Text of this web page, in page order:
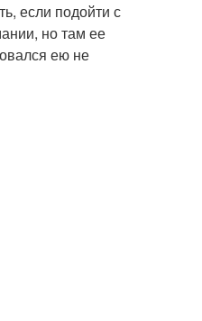
если подойти с
но там ее
ею не